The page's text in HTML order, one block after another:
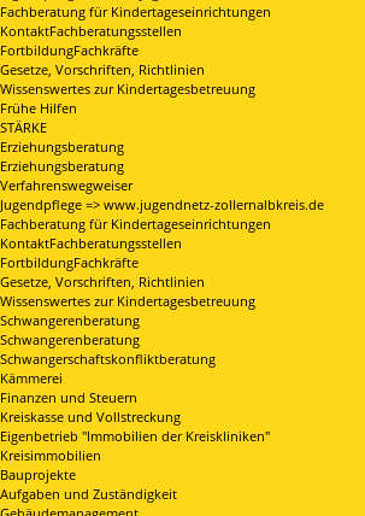
Fachberatung für Kindertageseinrichtungen
KontaktFachberatungsstellen
FortbildungFachkräfte
Gesetze, Vorschriften, Richtlinien
Wissenswertes zur Kindertagesbetreuung
Frühe Hilfen
STÄRKE
Erziehungsberatung
Erziehungsberatung
Verfahrenswegweiser
Jugendpflege => www.jugendnetz-zollernalbkreis.de
Fachberatung für Kindertageseinrichtungen
KontaktFachberatungsstellen
FortbildungFachkräfte
Gesetze, Vorschriften, Richtlinien
Wissenswertes zur Kindertagesbetreuung
Schwangerenberatung
Schwangerenberatung
Schwangerschaftskonfliktberatung
Kämmerei
Finanzen und Steuern
Kreiskasse und Vollstreckung
Eigenbetrieb "Immobilien der Kreiskliniken"
Kreisimmobilien
Bauprojekte
Aufgaben und Zuständigkeit